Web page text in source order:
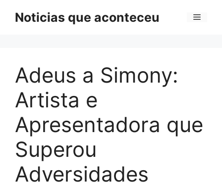
Noticias que aconteceu Menu
Adeus a Simony:
Artista e
Apresentadora que
Superou
Adversidades